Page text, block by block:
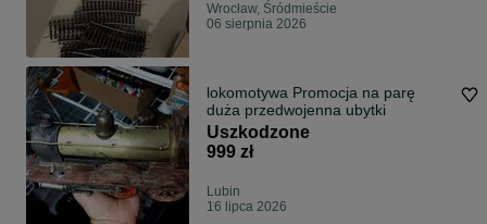
Wrocław, Śródmieście
06 sierpnia 2026
lokomotywa Promocja na parę
duża przedwojenna ubytki
Uszkodzone
999 zł
Lubin
16 lipca 2026